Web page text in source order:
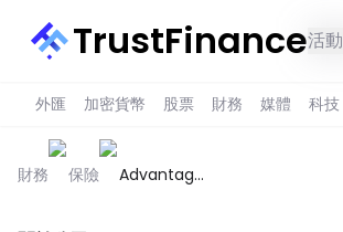
TrustFinance活動
外匯 加密貨幣 股票 財務 媒體 科技
財務 保險
Advantage